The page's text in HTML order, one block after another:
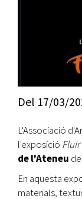
Del 17/03/
L'Associació
l'exposició Fluir
de l'Ateneu
En aquesta
materials,